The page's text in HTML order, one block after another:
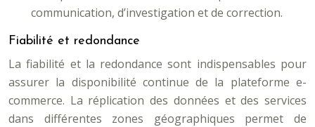
communication, d’investigation et de correction.
Fiabilité et redondance
La fiabilité et la redondance sont indispensables pour
assurer la disponibilité continue de la plateforme e-
commerce. La réplication des données et des services
dans différentes zones géographiques permet de